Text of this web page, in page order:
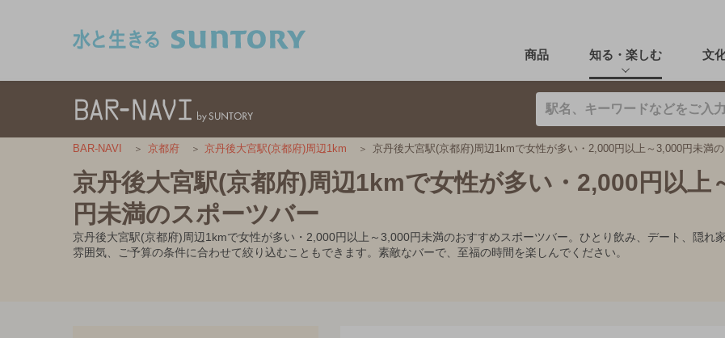
商品 知る・楽しむ 文
BAR-NAVI 京都府 京丹後大宮駅(京都府)周辺1km 京丹後大宮駅(京都府)周辺1kmで女性が多い・2,000円以上～3,000円未満
京丹後大宮駅(京都府)周辺1kmで女性が多い・2,000円以上
円未満のスポーツバー
京丹後大宮駅(京都府)周辺1kmで女性が多い・2,000円以上～3,000円未満のおすすめスポーツバー。ひとり飲み、デート、隠れ
雰囲気、ご予算の条件に合わせて絞り込むこともできます。素敵なバーで、至福の時間を楽しんでください。